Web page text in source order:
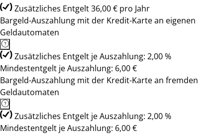
Zusätzliches Entgelt 36,00 € pro Jahr
Bargeld-Auszahlung mit der Kredit-Karte an eigenen
Geldautomaten
Zusätzliches Entgelt je Auszahlung: 2,00 %
Mindestentgelt je Auszahlung: 6,00 €
Bargeld-Auszahlung mit der Kredit-Karte an fremden
Geldautomaten
Zusätzliches Entgelt je Auszahlung: 2,00 %
Mindestentgelt je Auszahlung: 6,00 €